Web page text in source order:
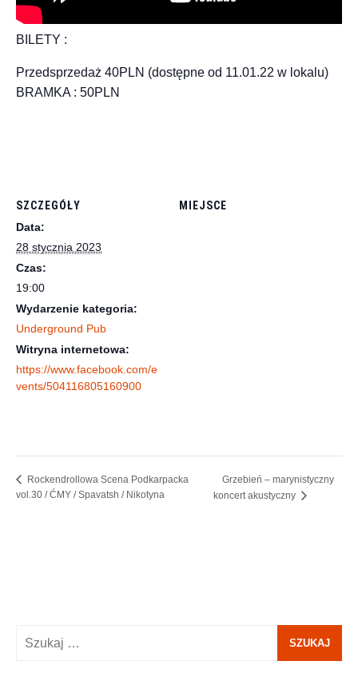
BILETY :
Przedsprzedaż 40PLN (dostępne od 11.01.22 w lokalu)
BRAMKA : 50PLN
SZCZEGÓŁY
Data:
28 stycznia 2023
Czas:
19:00
Wydarzenie kategoria:
Underground Pub
Witryna internetowa:
https://www.facebook.com/e
vents/504116805160900
MIEJSCE
Rockendrollowa Scena Podkarpacka
vol.30 / ĆMY / Spavatsh / Nikotyna
Grzebień – marynistyczny
koncert akustyczny